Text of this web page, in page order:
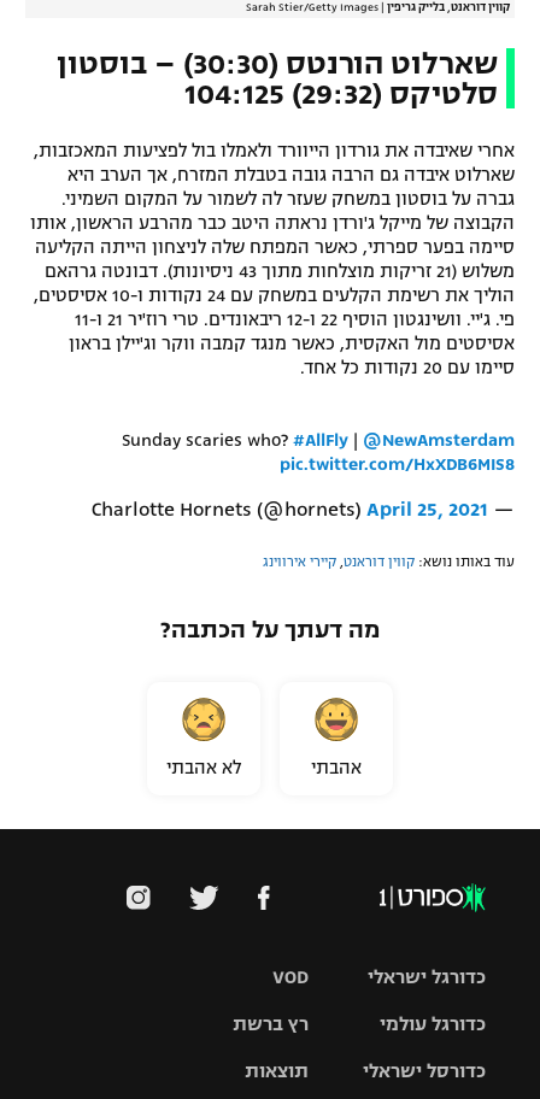
קווין דוראנט, בלייק גריפין Sarah Stier/Getty Images
שארלוט הורנטס (30:30) – בוסטון
סלטיקס (29:32) 104:125
אחרי שאיבדה את גורדון הייוורד ולאמלו בול לפציעות המאכזבות,
שארלוט איבדה גם הרבה גובה בטבלת המזרח, אך הערב היא
גברה על בוסטון במשחק שעזר לה לשמור על המקום השמיני.
הקבוצה של מייקל ג'ורדן נראתה היטב כבר מהרבע הראשון, אותו
סיימה בפער ספרתי, כאשר המפתח שלה לניצחון הייתה הקליעה
משלוש (21 זריקות מוצלחות מתוך 43 ניסיונות). דבונטה גרהאם
הוליך את רשימת הקלעים במשחק עם 24 נקודות ו-10 אסיסטים,
פי. ג'יי. וושינגטון הוסיף 22 ו-12 ריבאונדים. טרי רוז'יר 21 ו-11
אסיסטים מול האקסית, כאשר מנגד קמבה ווקר וג'יילן בראון
סיימו עם 20 נקודות כל אחד.
Sunday scaries who? #AllFly | @NewAmsterdam
pic.twitter.com/HxXDB6MIS8
— Charlotte Hornets (@hornets)
April 25, 2021
עוד באותו נושא: קווין דוראנט קיירי אירווינג
מה דעתך על הכתבה?
אהבתי לא אהבתי
VOD
רץ ברשת
תוצאות
כדורגל ישראלי
כדורגל עולמי
כדורסל ישראלי